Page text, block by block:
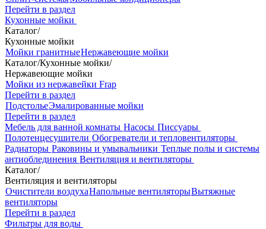
Перейти в раздел
Кухонные мойки
Каталог/
Кухонные мойки
Мойки гранитныеНержавеющие мойки
Каталог/Кухонные мойки/
Нержавеющие мойки
Мойки из нержавейки Frap
Перейти в раздел
ПодстольеЭмалированные мойки
Перейти в раздел
Мебель для ванной комнаты Насосы Писсуары
Полотенцесушители Обогреватели и тепловентиляторы
Радиаторы Раковины и умывальники Теплые полы и системы
антиоблединения Вентиляция и вентиляторы
Каталог/
Вентиляция и вентиляторы
Очистители воздухаНапольные вентиляторыВытяжные
вентиляторы
Перейти в раздел
Фильтры для воды